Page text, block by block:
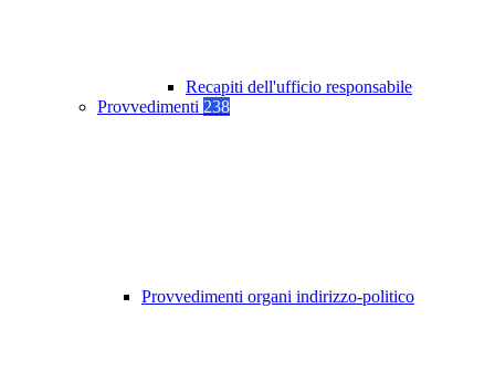
Recapiti dell'ufficio responsabile
Provvedimenti 238
Provvedimenti organi indirizzo-politico